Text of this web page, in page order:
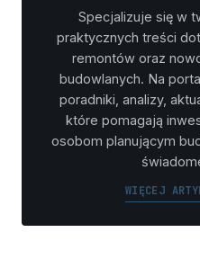
Specjalizuje się w
praktycznych treści
remontów oraz
budowlanych. Na
poradniki, analizy,
które pomagają
osobom planującym
WIĘCEJ